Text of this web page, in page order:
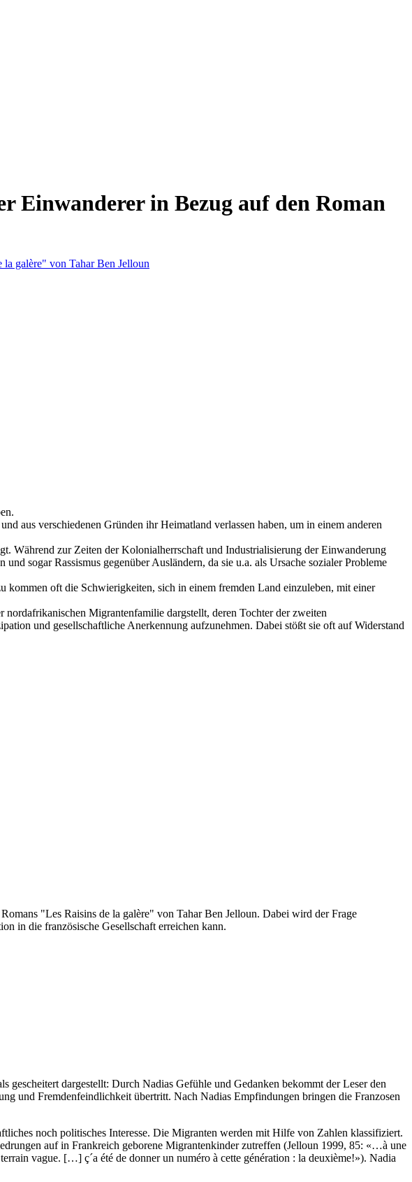
Einwanderer in Bezug auf den Roman
aus verschiedenen Gründen ihr Heimatland verlassen haben, um in einem anderen
Während zur Zeiten der Kolonialherrschaft und Industrialisierung der Einwanderung
sogar Rassismus gegenüber Ausländern, da sie u.a. als Ursache sozialer Probleme
oft die Schwierigkeiten, sich in einem fremden Land einzuleben, mit einer
Migrantenfamilie dargstellt, deren Tochter der zweiten
und gesellschaftliche Anerkennung aufzunehmen. Dabei stößt sie oft auf Widerstand
"Les Raisins de la galère" von Tahar Ben Jelloun. Dabei wird der Frage
in die französische Gesellschaft erreichen kann.
gescheitert dargestellt: Durch Nadias Gefühle und Gedanken bekommt der Leser den
und Fremdenfeindlichkeit übertritt. Nach Nadias Empfindungen bringen die Franzosen
noch politisches Interesse. Die Migranten werden mit Hilfe von Zahlen klassifiziert.
auf in Frankreich geborene Migrantenkinder zutreffen (Jelloun 1999, 85: «…à une
vague. […] ç´a été de donner un numéro à cette génération : la deuxième!»). Nadia